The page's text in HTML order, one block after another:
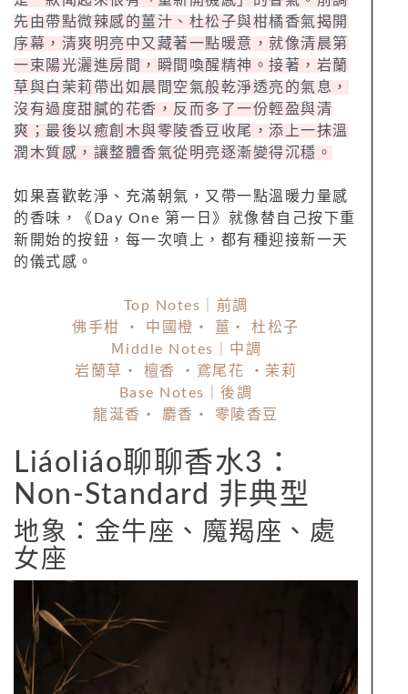
先由帶點微辣感的薑汁、杜松子與柑橘香氣揭開
序幕，清爽明亮中又藏著一點暖意，就像清晨第
一束陽光灑進房間，瞬間喚醒精神。接著，岩蘭
草與白茉莉帶出如晨間空氣般乾淨透亮的氣息，
沒有過度甜膩的花香，反而多了一份輕盈與清
爽；最後以癒創木與零陵香豆收尾，添上一抹溫
潤木質感，讓整體香氣從明亮逐漸變得沉穩。
如果喜歡乾淨、充滿朝氣，又帶一點溫暖力量感
的香味，《Day One 第一日》就像替自己按下重
新開始的按鈕，每一次噴上，都有種迎接新一天
的儀式感。
Top Notes｜前調
佛手柑 ・ 中國橙・ 薑・ 杜松子
Ｍiddle Notes｜中調
岩蘭草・ 檀香 ・鳶尾花 ・茉莉
Base Notes｜後調
龍涎香・ 麝香・ 零陵香豆
Liáoliáo聊聊香水3：
Non-Standard 非典型
地象：金牛座、魔羯座、處
女座